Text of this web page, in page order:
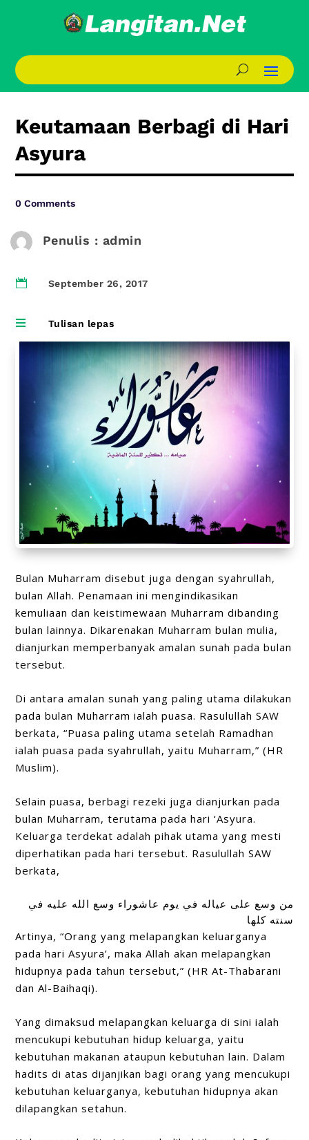
Keutamaan Berbagi di Hari
Asyura
0 Comments
Penulis : admin
 September 26, 2017
 Tulisan lepas
Bulan Muharram disebut juga dengan syahrullah,
bulan Allah. Penamaan ini mengindikasikan
kemuliaan dan keistimewaan Muharram dibanding
bulan lainnya. Dikarenakan Muharram bulan mulia,
dianjurkan memperbanyak amalan sunah pada bulan
tersebut.
Di antara amalan sunah yang paling utama dilakukan
pada bulan Muharram ialah puasa. Rasulullah SAW
berkata, “Puasa paling utama setelah Ramadhan
ialah puasa pada syahrullah, yaitu Muharram,” (HR
Muslim).
Selain puasa, berbagi rezeki juga dianjurkan pada
bulan Muharram, terutama pada hari ‘Asyura.
Keluarga terdekat adalah pihak utama yang mesti
diperhatikan pada hari tersebut. Rasulullah SAW
berkata,
من وسع على عياله في يوم عاشوراء وسع الله عليه في
سنته كلها
Artinya, “Orang yang melapangkan keluarganya
pada hari Asyura’, maka Allah akan melapangkan
hidupnya pada tahun tersebut,” (HR At-Thabarani
dan Al-Baihaqi).
Yang dimaksud melapangkan keluarga di sini ialah
mencukupi kebutuhan hidup keluarga, yaitu
kebutuhan makanan ataupun kebutuhan lain. Dalam
hadits di atas dijanjikan bagi orang yang mencukupi
kebutuhan keluarganya, kebutuhan hidupnya akan
dilapangkan setahun.